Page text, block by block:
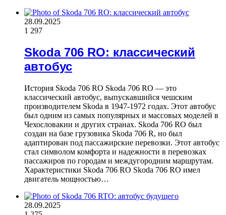
28.09.2025
1 297
Skoda 706 RO: классический
автобус
История Skoda 706 RO Skoda 706 RO — это
классический автобус, выпускавшийся чешским
производителем Skoda в 1947-1972 годах. Этот автобус
был одним из самых популярных и массовых моделей в
Чехословакии и других странах. Skoda 706 RO был
создан на базе грузовика Skoda 706 R, но был
адаптирован под пассажирские перевозки. Этот автобус
стал символом комфорта и надежности в перевозках
пассажиров по городам и междугородним маршрутам.
Характеристики Skoda 706 RO Skoda 706 RO имел
двигатель мощностью…
28.09.2025